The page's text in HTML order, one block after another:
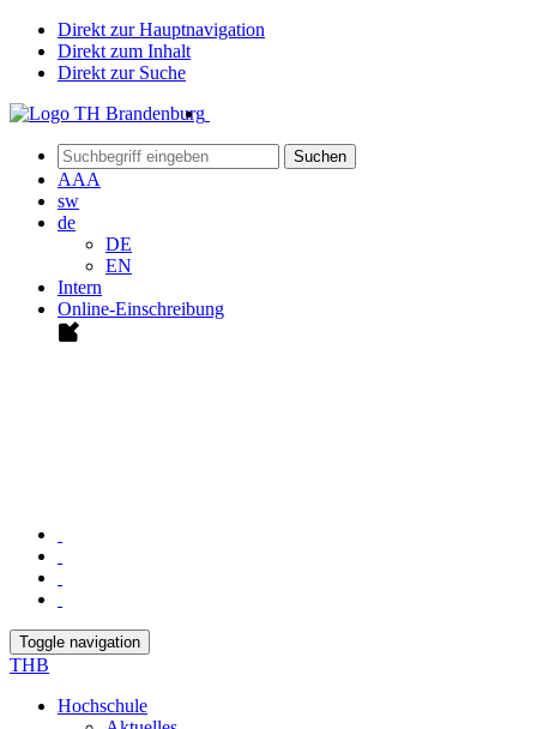
Direkt zur Hauptnavigation
Direkt zum Inhalt
Direkt zur Suche
Suchen
AAA
sw
de
DE
EN
Intern
Online-Einschreibung
Toggle navigation
THB
Hochschule